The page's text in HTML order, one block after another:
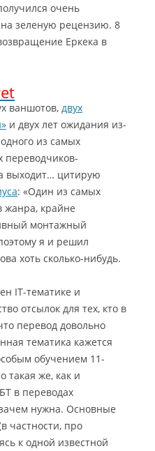
очень
зеленую рецензию. 8
Еркека в
ваншотов, двух
и двух лет ожидания из-
из самых
переводчиков-
выходит… цитирую
: «Один из самых
жанра, крайне
монтажный
я и решил
хоть сколько-нибудь.
IT-тематике и
отсылок для тех, кто в
перевод довольно
тематика кажется
обучением 11-
такая же, как и
в переводах
нужна. Основные
частности, про
к одной известной